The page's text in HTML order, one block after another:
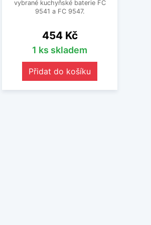
vybrané kuchyňské baterie FC
9541 a FC 9547.
Cena
454 Kč
1 ks skladem
Přidat do košíku